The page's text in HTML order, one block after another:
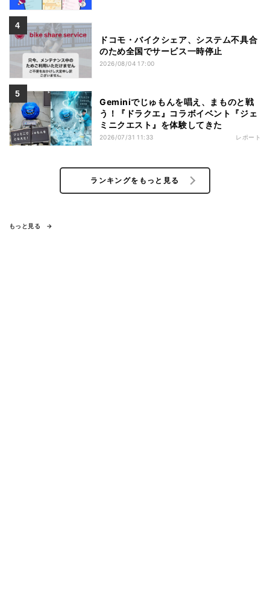
ドコモ・バイクシェア、システム不具合
のため全国でサービス一時停止
2026/08/04 17:00
Geminiでじゅもんを唱え、まものと戦
う！『ドラクエ』コラボイベント『ジェ
ミニクエスト』を体験してきた
2026/07/31 11:33 レポート
ランキングをもっと見る
もっと見る